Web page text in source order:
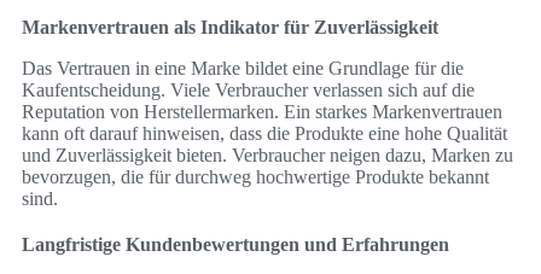
Markenvertrauen als Indikator für Zuverlässigkeit
Das Vertrauen in eine Marke bildet eine Grundlage für die
Kaufentscheidung. Viele Verbraucher verlassen sich auf die
Reputation von Herstellermarken. Ein starkes Markenvertrauen
kann oft darauf hinweisen, dass die Produkte eine hohe Qualität
und Zuverlässigkeit bieten. Verbraucher neigen dazu, Marken zu
bevorzugen, die für durchweg hochwertige Produkte bekannt
sind.
Langfristige Kundenbewertungen und Erfahrungen